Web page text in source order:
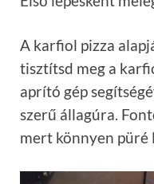
A karfiol pizza
tisztítsd meg a
aprító gép
szerű állagúra.
mert könnyen püré